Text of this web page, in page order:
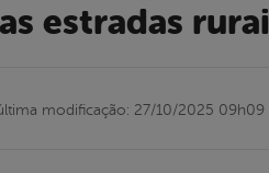
estradas
modificação: 27/10/2025 09h09